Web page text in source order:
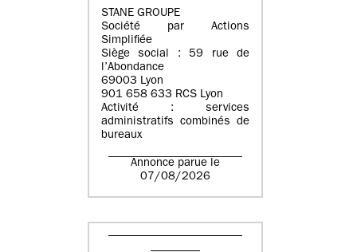
STANE GROUPE
Société par Actions
Simplifiée
Siège social : 59 rue de
l’Abondance
69003 Lyon
901 658 633 RCS Lyon
Activité : services
administratifs combinés de
bureaux
Annonce parue le
07/08/2026